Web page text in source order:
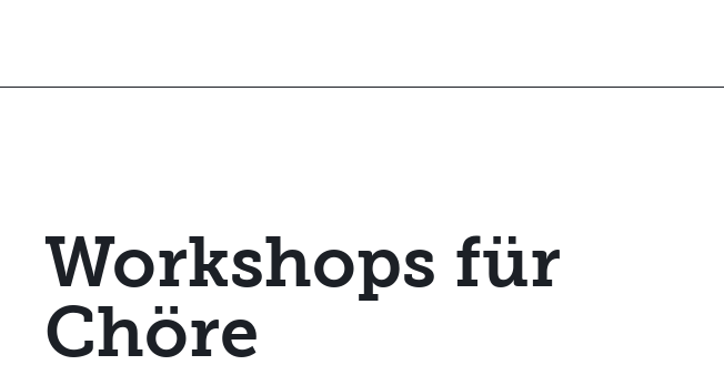
Workshops für
Chöre